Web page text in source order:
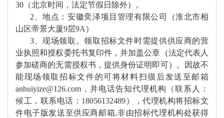
30（北京时间，法定节假日除外）。
2、地点：安徽奕泽项目管理有限公司（淮北市相
山区帝景大厦9层9A）
3、现场领取。领取招标文件时需提供供应商的营
业执照和授权委托书复印件，并加盖公章 （法定代表人
参加磋商的无需授权书，提供身份证明即可）。因故不
能现场领取招标文件的可将材料扫描后发送至邮箱
anhuiyize@126.com ，并电话告知代理机构（联系人：
候工，联系电话： 18056132489） ，代理机构将招标文
件电子版发送至供应商邮箱,非由招标代理机构处获得